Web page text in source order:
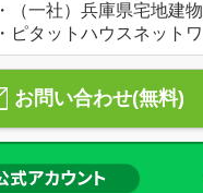
・（一社）兵庫県宅地建
・ピタットハウスネット
お問い合わせ(無料)